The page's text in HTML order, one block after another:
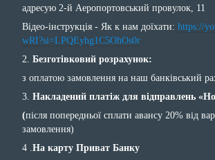
адресую 2-й Аеропортовський провулок, 11
Відео-інструкція - Як к нам доїхати: https://
wRI?si=LPQEyhg1C5OhOs0r
2. Безготівковий розрахунок:
з оплатою замовлення на наш банківський
3. Накладений платіж для відправлень
(після попередньої сплати авансу 20% від
замовлення)
4 . На карту Приват Банку